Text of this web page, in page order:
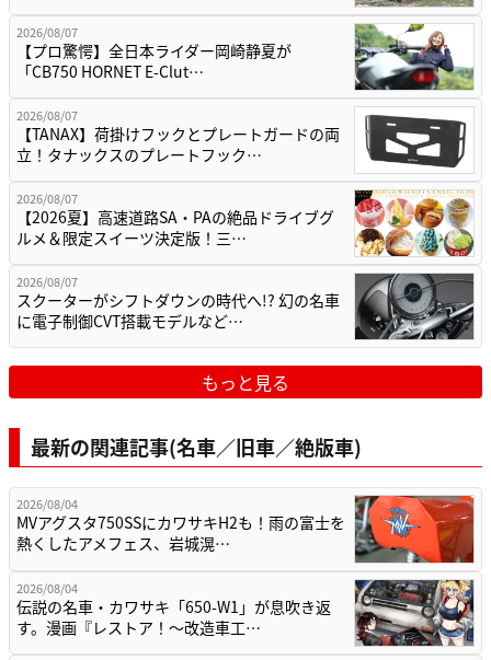
2026/08/07
【プロ驚愕】全日本ライダー岡崎静夏が
「CB750 HORNET E-Clut…
2026/08/07
【TANAX】荷掛けフックとプレートガードの両
立！タナックスのプレートフック…
2026/08/07
【2026夏】高速道路SA・PAの絶品ドライブグ
ルメ＆限定スイーツ決定版！三…
2026/08/07
スクーターがシフトダウンの時代へ!? 幻の名車
に電子制御CVT搭載モデルなど…
もっと見る
最新の関連記事(名車／旧車／絶版車)
2026/08/04
MVアグスタ750SSにカワサキH2も！雨の富士を
熱くしたアメフェス、岩城滉…
2026/08/04
伝説の名車・カワサキ「650-W1」が息吹き返
す。漫画『レストア！～改造車工…